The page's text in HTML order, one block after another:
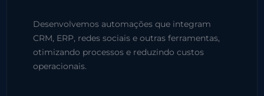
Desenvolvemos automações que integram
CRM, ERP, redes sociais e outras ferramentas,
otimizando processos e reduzindo custos
operacionais.